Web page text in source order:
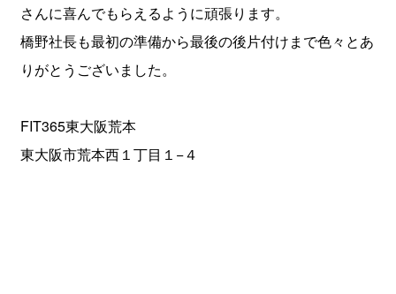
さんに喜んでもらえるように頑張ります。
橋野社長も最初の準備から最後の後片付けまで色々とあ
りがとうございました。
FIT365東大阪荒本
東大阪市荒本西１丁目１−４